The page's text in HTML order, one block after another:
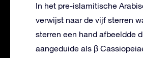
In het pre-islamitische
verwijst naar de vijf sterren
sterren een hand afbeeldde
aangeduide als β